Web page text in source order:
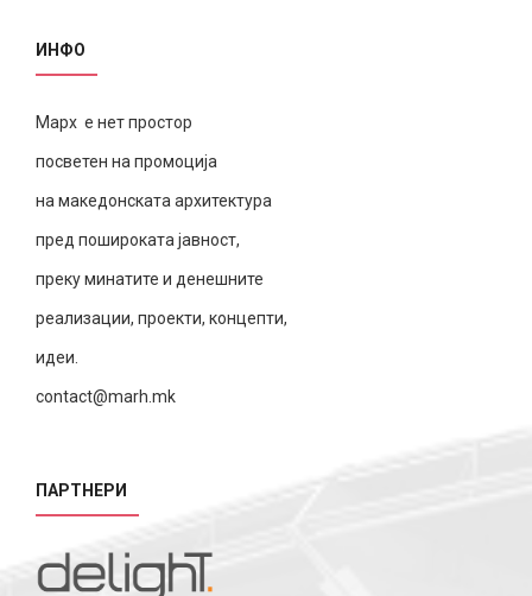
ИНФО
Марх е нет простор
посветен на промоција
на македонската архитектура
пред пошироката јавност,
преку минатите и денешните
реализации, проекти, концепти,
идеи.
contact@marh.mk
ПАРТНЕРИ